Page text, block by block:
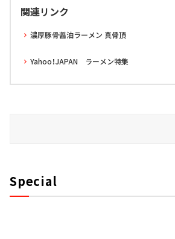
関連リンク
濃厚豚骨醤油ラーメン 真骨頂
Yahoo！JAPAN ラーメン特集
Special